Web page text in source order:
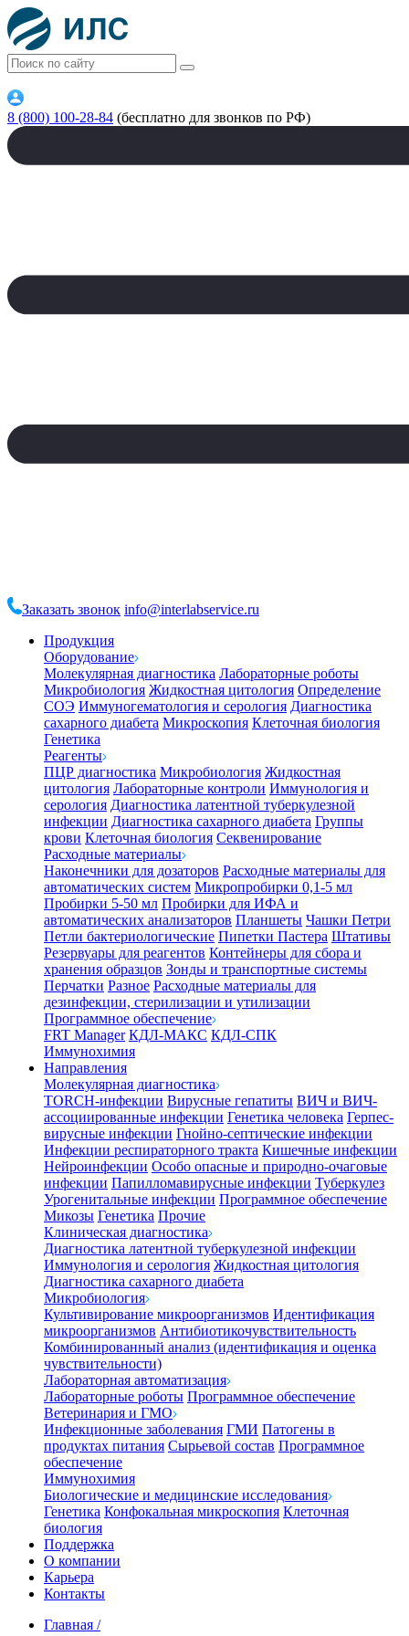
8 (800) 100-28-84 (бесплатно для звонков по РФ)
Заказать звонок info@interlabservice.ru
Продукция
Оборудование
Молекулярная диагностика Лабораторные роботы
Микробиология Жидкостная цитология Определение
СОЭ Иммуногематология и серология Диагностика
сахарного диабета Микроскопия Клеточная биология
Генетика
Реагенты
ПЦР диагностика Микробиология Жидкостная
цитология Лабораторные контроли Иммунология и
серология Диагностика латентной туберкулезной
инфекции Диагностика сахарного диабета Группы
крови Клеточная биология Секвенирование
Расходные материалы
Наконечники для дозаторов Расходные материалы для
автоматических систем Микропробирки 0,1-5 мл
Пробирки 5-50 мл Пробирки для ИФА и
автоматических анализаторов Планшеты Чашки Петри
Петли бактериологические Пипетки Пастера Штативы
Резервуары для реагентов Контейнеры для сбора и
хранения образцов Зонды и транспортные системы
Перчатки Разное Расходные материалы для
дезинфекции, стерилизации и утилизации
Программное обеспечение
FRT Manager КДЛ-МАКС КДЛ-СПК
Иммунохимия
Направления
Молекулярная диагностика
TORCH-инфекции Вирусные гепатиты ВИЧ и ВИЧ-
ассоциированные инфекции Генетика человека Герпес-
вирусные инфекции Гнойно-септические инфекции
Инфекции респираторного тракта Кишечные инфекции
Нейроинфекции Особо опасные и природно-очаговые
инфекции Папилломавирусные инфекции Туберкулез
Урогенитальные инфекции Программное обеспечение
Микозы Генетика Прочие
Клиническая диагностика
Диагностика латентной туберкулезной инфекции
Иммунология и серология Жидкостная цитология
Диагностика сахарного диабета
Микробиология
Культивирование микроорганизмов Идентификация
микроорганизмов Антибиотикочувствительность
Комбинированный анализ (идентификация и оценка
чувствительности)
Лабораторная автоматизация
Лабораторные роботы Программное обеспечение
Ветеринария и ГМО
Инфекционные заболевания ГМИ Патогены в
продуктах питания Сырьевой состав Программное
обеспечение
Иммунохимия
Биологические и медицинские исследования
Генетика Конфокальная микроскопия Клеточная
биология
Поддержка
О компании
Карьера
Контакты
Главная /